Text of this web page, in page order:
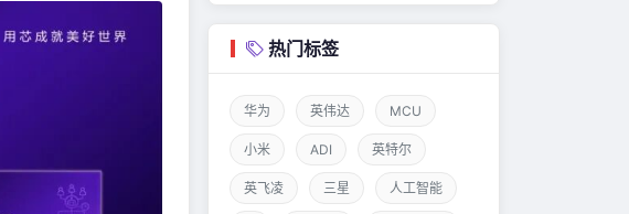
热门标签
华为 英伟达 MCU
小米 ADI 英特尔
英飞凌 三星 人工智能